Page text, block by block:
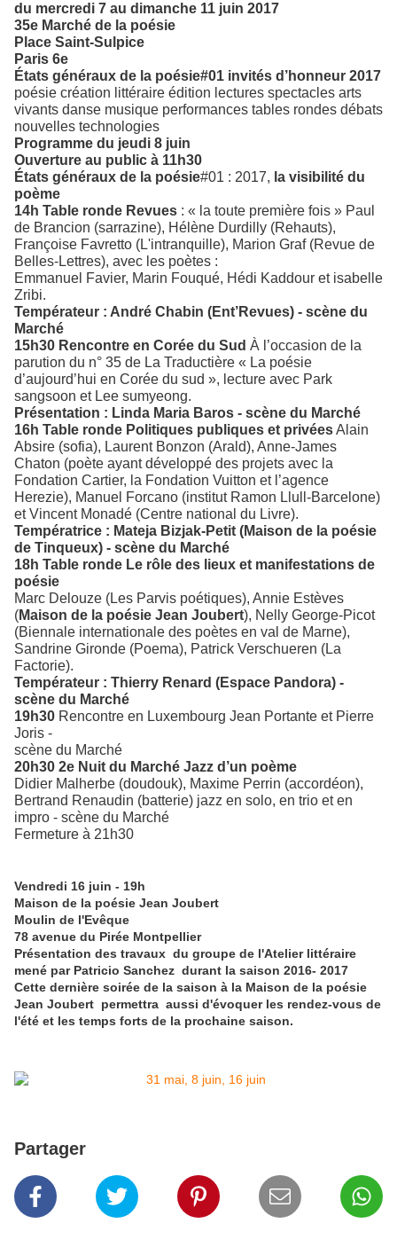
du mercredi 7 au dimanche 11 juin 2017
35e Marché de la poésie
Place Saint-Sulpice
Paris 6e
États généraux de la poésie#01 invités d’honneur 2017
poésie création littéraire édition lectures spectacles arts
vivants danse musique performances tables rondes débats
nouvelles technologies
Programme du jeudi 8 juin
Ouverture au public à 11h30
États généraux de la poésie#01 : 2017, la visibilité du
poème
14h Table ronde Revues : « la toute première fois » Paul
de Brancion (sarrazine), Hélène Durdilly (Rehauts),
Françoise Favretto (L'intranquille), Marion Graf (Revue de
Belles-Lettres), avec les poètes :
Emmanuel Favier, Marin Fouqué, Hédi Kaddour et isabelle
Zribi.
Températeur : André Chabin (Ent’Revues) - scène du
Marché
15h30 Rencontre en Corée du Sud À l’occasion de la
parution du n° 35 de La Traductière « La poésie
d’aujourd’hui en Corée du sud », lecture avec Park
sangsoon et Lee sumyeong.
Présentation : Linda Maria Baros - scène du Marché
16h Table ronde Politiques publiques et privéesAlain
Absire (sofia), Laurent Bonzon (Arald), Anne-James
Chaton (poète ayant développé des projets avec la
Fondation Cartier, la Fondation Vuitton et l’agence
Herezie), Manuel Forcano (institut Ramon Llull-Barcelone)
et Vincent Monadé (Centre national du Livre).
Températrice : Mateja Bizjak-Petit (Maison de la poésie
de Tinqueux) - scène du Marché
18h Table ronde Le rôle des lieux et manifestations de
poésie
Marc Delouze (Les Parvis poétiques), Annie Estèves
(Maison de la poésie Jean Joubert), Nelly George-Picot
(Biennale internationale des poètes en val de Marne),
Sandrine Gironde (Poema), Patrick Verschueren (La
Factorie).
Températeur : Thierry Renard (Espace Pandora) -
scène du Marché
19h30 Rencontre en Luxembourg Jean Portante et Pierre
Joris -
scène du Marché
20h30 2e Nuit du Marché Jazz d’un poème
Didier Malherbe (doudouk), Maxime Perrin (accordéon),
Bertrand Renaudin (batterie) jazz en solo, en trio et en
impro - scène du Marché
Fermeture à 21h30
Vendredi 16 juin - 19h
Maison de la poésie Jean Joubert
Moulin de l'Evêque
78 avenue du Pirée Montpellier
Présentation des travaux du groupe de l'Atelier littéraire
mené par Patricio Sanchez durant la saison 2016- 2017
Cette dernière soirée de la saison à la Maison de la poésie
Jean Joubert permettra aussi d'évoquer les rendez-vous de
l'été et les temps forts de la prochaine saison.
Partager